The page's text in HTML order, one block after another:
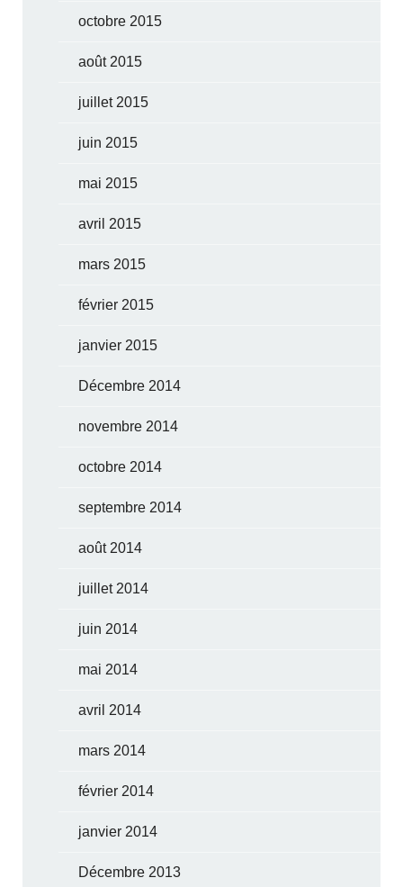
octobre 2015
août 2015
juillet 2015
juin 2015
mai 2015
avril 2015
mars 2015
février 2015
janvier 2015
Décembre 2014
novembre 2014
octobre 2014
septembre 2014
août 2014
juillet 2014
juin 2014
mai 2014
avril 2014
mars 2014
février 2014
janvier 2014
Décembre 2013